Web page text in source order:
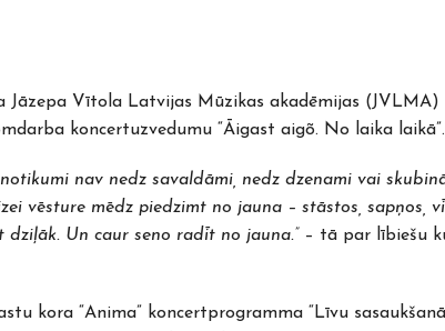
Vītola Latvijas Mūzikas akadēmijas
koncertuzvedumu “Āigast aigõ. No laika laikā”.
nav nedz savaldāmi, nedz dzenami vai
vēsture mēdz piedzimt no jauna – stāstos, sapņos,
Un caur seno radīt no jauna.” – tā par lībiešu
kora “Anima” koncertprogramma “Līvu